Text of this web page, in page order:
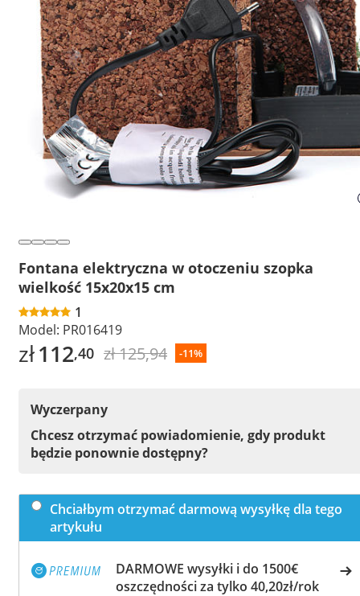
Fontana elektryczna w otoczeniu szopka
wielkość 15x20x15 cm
1
Model: PR016419
zł112,40 zł 125,94 -11%
Wyczerpany
Chcesz otrzymać powiadomienie, gdy produkt
będzie ponownie dostępny?
Chciałbym otrzymać darmową wysyłkę dla tego
artykułu
DARMOWE wysyłki i do 1500€
oszczędności za tylko 40,20zł/rok